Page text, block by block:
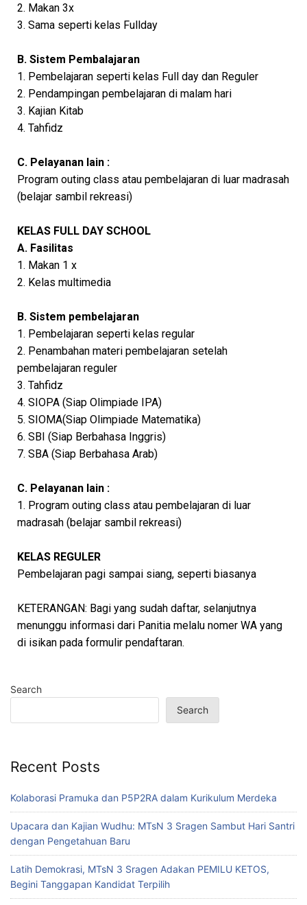
2. Makan 3x
3. Sama seperti kelas Fullday
B. Sistem Pembalajaran
1. Pembelajaran seperti kelas Full day dan Reguler
2. Pendampingan pembelajaran di malam hari
3. Kajian Kitab
4. Tahfidz
C. Pelayanan lain :
Program outing class atau pembelajaran di luar madrasah
(belajar sambil rekreasi)
KELAS FULL DAY SCHOOL
A. Fasilitas
1. Makan 1 x
2. Kelas multimedia
B. Sistem pembelajaran
1. Pembelajaran seperti kelas regular
2. Penambahan materi pembelajaran setelah
pembelajaran reguler
3. Tahfidz
4. SIOPA (Siap Olimpiade IPA)
5. SIOMA(Siap Olimpiade Matematika)
6. SBI (Siap Berbahasa Inggris)
7. SBA (Siap Berbahasa Arab)
C. Pelayanan lain :
1. Program outing class atau pembelajaran di luar
madrasah (belajar sambil rekreasi)
KELAS REGULER
Pembelajaran pagi sampai siang, seperti biasanya
KETERANGAN: Bagi yang sudah daftar, selanjutnya
menunggu informasi dari Panitia melalu nomer WA yang
di isikan pada formulir pendaftaran.
Search
Search
Recent Posts
Kolaborasi Pramuka dan P5P2RA dalam Kurikulum Merdeka
Upacara dan Kajian Wudhu: MTsN 3 Sragen Sambut Hari Santri
dengan Pengetahuan Baru
Latih Demokrasi, MTsN 3 Sragen Adakan PEMILU KETOS,
Begini Tanggapan Kandidat Terpilih